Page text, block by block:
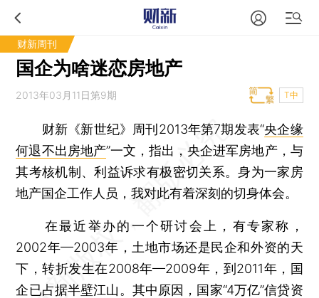
财新周刊
国企为啥迷恋房地产
2013年03月11日第9期 T中
财新《新世纪》周刊2013年第7期发表“央企缘
何退不出房地产”一文，指出，央企进军房地产，与
其考核机制、利益诉求有极密切关系。身为一家房
地产国企工作人员，我对此有着深刻的切身体会。
在最近举办的一个研讨会上，有专家称，
2002年—2003年，土地市场还是民企和外资的天
下，转折发生在2008年—2009年，到2011年，国
企已占据半壁江山。其中原因，国家“4万亿”信贷资